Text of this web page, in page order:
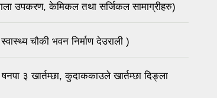
उपकरण, केमिकल तथा सर्जिकल सामाग्रीहरु)
चौकी भवन निर्माण देउराली )
३ खार्तम्छा, कुदाककाउले खार्तम्छा दिङ्ला